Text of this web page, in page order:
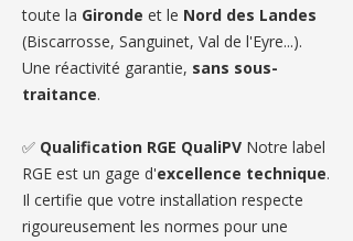
toute la Gironde et le Nord des Landes
(Biscarrosse, Sanguinet, Val de l'Eyre...).
Une réactivité garantie, sans sous-
traitance.
✅ Qualification RGE QualiPV Notre label
RGE est un gage d'excellence technique.
Il certifie que votre installation respecte
rigoureusement les normes pour une